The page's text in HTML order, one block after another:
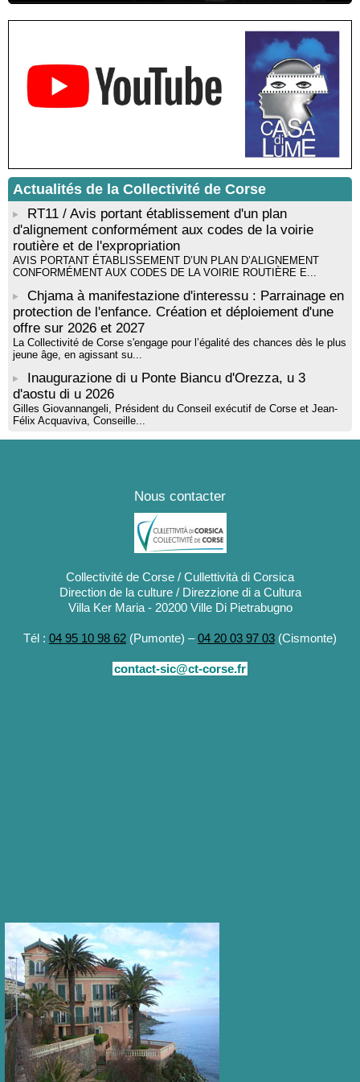
Résidence d’écriture et de recherche de l’écrivaine Cécilia
Castelli - Institut Mémoires de l'Edition Contemporaine - Caen /
Médiathèque de Castagniccia Mare et Monti - I Fulelli
Rencontre / dédicace avec Lucrèce Luciani autour de son
livre « La ballade du pendu du Niolu» - Mediateca territuriale di
Santa Lucia di Tallà
Mise en musique d’un livre jeunesse par Annik Meschinet,
musicienne pédagogue : Ateliers d’expression sonore, vocale,
rythmique et corporelle - Mediateca territuriale di Santa Lucia di
par Alexandre Dominati - Mediateca territuriale di Santa Lucia di
Tallà
Actualités de la Collectivité de Corse
RT11 / Avis portant établissement d'un plan
d'alignement conformément aux codes de la voirie
routière et de l'expropriation
AVIS PORTANT ÉTABLISSEMENT D’UN PLAN D’ALIGNEMENT
CONFORMÉMENT AUX CODES DE LA VOIRIE ROUTIÈRE E...
Chjama à manifestazione d'interessu : Parrainage en
protection de l'enfance. Création et déploiement d'une
offre sur 2026 et 2027
La Collectivité de Corse s'engage pour l’égalité des chances dès le plus
jeune âge, en agissant su...
Inaugurazione di u Ponte Biancu d'Orezza, u 3
d'aostu di u 2026
Gilles Giovannangeli, Président du Conseil exécutif de Corse et Jean-
Félix Acquaviva, Conseille...
Nous contacter
Collectivité de Corse / Cullettività di Corsica
Direction de la culture / Direzzione di a Cultura
Villa Ker Maria - 20200 Ville Di Pietrabugno
Tél : 04 95 10 98 62 (Pumonte) –04 20 03 97 03 (Cismonte)
contact-sic@ct-corse.fr